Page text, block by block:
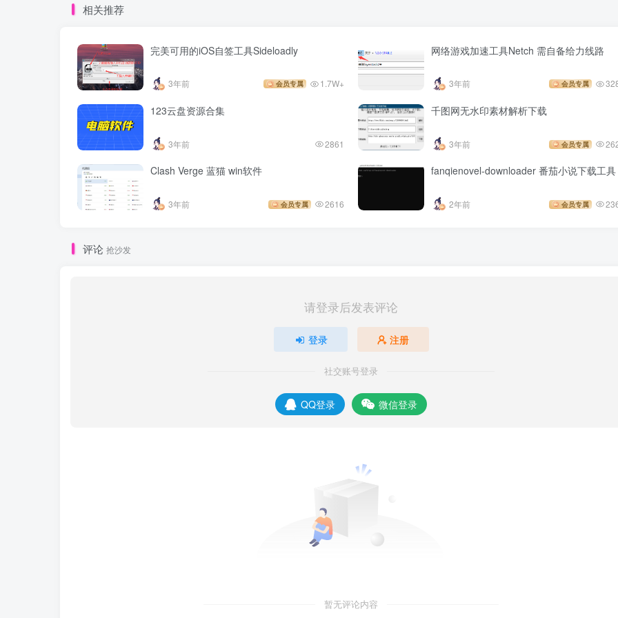
相关推荐
完美可用的iOS自签工具Sideloadly
3年前 会员专属 1.7W+
网络游戏加速工具Netch 需自备给力线路
3年前 会员专属
123云盘资源合集
3年前 2861
千图网无水印素材解析下载
3年前 会员专属
Clash Verge 蓝猫 win软件
3年前 会员专属 2616
fanqienovel-downloader 番茄小说下载工具
2年前 会员专属
评论 抢沙发
请登录后发表评论
登录 注册
社交账号登录
QQ登录 微信登录
暂无评论内容